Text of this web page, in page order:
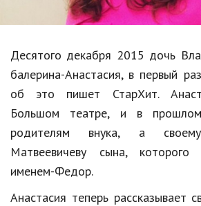
Авто, мото
Знаменитости
Статьи
Обзоры
Рецепты
Красота и здоровье
Десятого декабря 2015 дочь
балерина-Анастасия, в первый
об это пишет СтарХит.
Большом театре, и в
родителям внука, а своему
Матвеевичеву сына, которого
именем-Федор.
Анастасия теперь рассказывает